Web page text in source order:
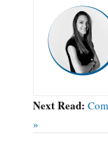
Next Read:
»